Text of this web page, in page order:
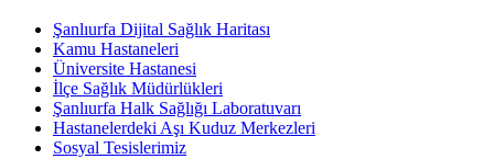
Şanlıurfa Dijital Sağlık Haritası
Kamu Hastaneleri
Üniversite Hastanesi
İlçe Sağlık Müdürlükleri
Şanlıurfa Halk Sağlığı Laboratuvarı
Hastanelerdeki Aşı Kuduz Merkezleri
Sosyal Tesislerimiz